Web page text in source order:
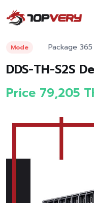
Mode Package
DDS-TH-S2S
Price 79,205